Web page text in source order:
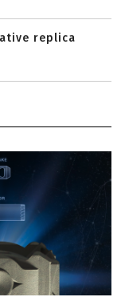
replica